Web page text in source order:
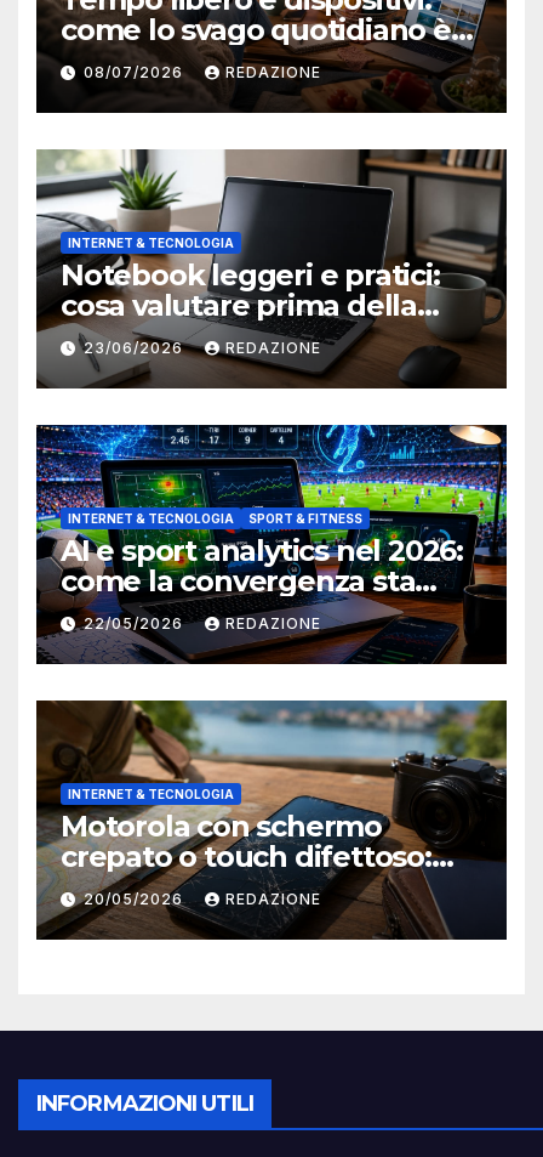
come lo svago quotidiano è
diventato sempre più online
08/07/2026 REDAZIONE
INTERNET & TECNOLOGIA
Notebook leggeri e pratici:
cosa valutare prima della
scelta
23/06/2026 REDAZIONE
INTERNET & TECNOLOGIA SPORT & FITNESS
AI e sport analytics nel 2026:
come la convergenza sta
cambiando il modo di vedere
il calcio
22/05/2026 REDAZIONE
INTERNET & TECNOLOGIA
Motorola con schermo
crepato o touch difettoso:
come ripararlo prima di
partire
20/05/2026 REDAZIONE
INFORMAZIONI UTILI